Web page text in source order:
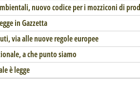
nuovo codice per i mozziconi di
in Gazzetta
via alle nuove regole europee
a che punto siamo
è legge